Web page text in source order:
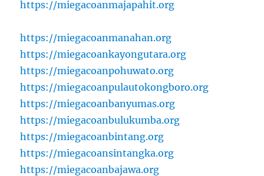
https://miegacoanmajapahit.org
https://miegacoanmanahan.org
https://miegacoankayongutara.org
https://miegacoanpohuwato.org
https://miegacoanpulautokongboro.org
https://miegacoanbanyumas.org
https://miegacoanbulukumba.org
https://miegacoanbintang.org
https://miegacoansintangka.org
https://miegacoanbajawa.org